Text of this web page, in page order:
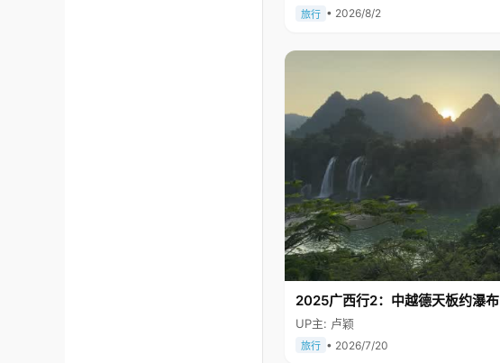
旅行 • 2026/8/2
2025广西行2：中越德天板约瀑布
UP主: 卢颖
旅行 • 2026/7/20